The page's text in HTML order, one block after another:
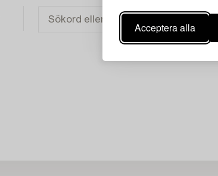
Acceptera alla